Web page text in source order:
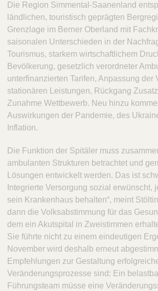
Die Region Simmental-Saanenland
ländlichen, touristisch geprägten
Grenzlage im Berner Oberland mit
saisonalen Unterschieden in der
Tourismus, starkem wirtschaftlichem
Bevölkerung, gesetzlich verordneter
unterfinanzierten Tarifen, Anpassung der
stationären Leistungen, Rückgang
Zunahme Wettbewerb. Neu hinzu
Auswirkungen der Pandemie, des
Inflation.
Die Funktion der Spitäler muss
ambulanten Strukturen betrachtet und
Lösungen entwickelt werden. Das ist
Integrierte Versorgung sozial erwünscht,
sein Krankenhaus behalten“, meint
dann die Volksabstimmung für das
dem ein Akutspital in Zweistimmen
Sie führte nicht zu einem eindeutigen
November wird deshalb erneut
Empfehlungen zur Gestaltung
Veränderungsprozesse sind: Ein
Führungsteam müsse eine